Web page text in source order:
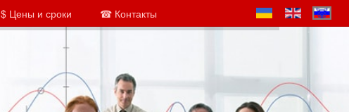
$ Цены и сроки ☎ Контакты